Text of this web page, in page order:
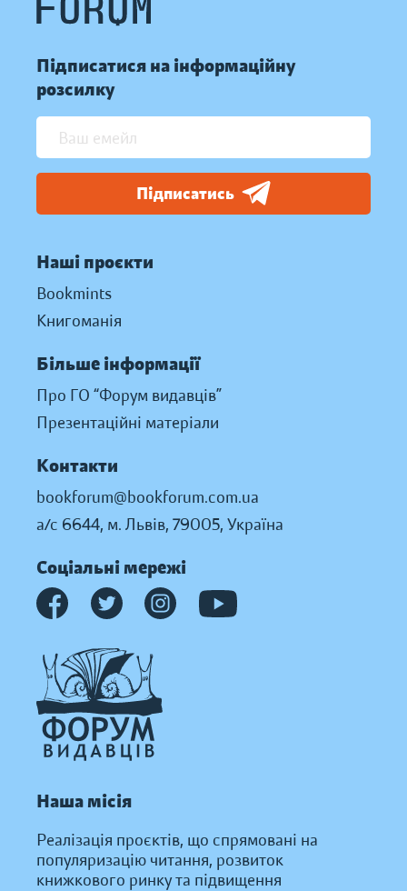
Підписатися на інформаційну
розсилку
Підписатись
Наші проєкти
Bookmints
Книгоманія
Більше інформації
Про ГО “Форум видавців”
Презентаційні матеріали
Контакти
bookforum@bookforum.com.ua
а/с 6644, м. Львів, 79005, Україна
Соціальні мережі
Наша місія
Реалізація проєктів, що спрямовані на
популяризацію читання, розвиток
книжкового ринку та підвищення